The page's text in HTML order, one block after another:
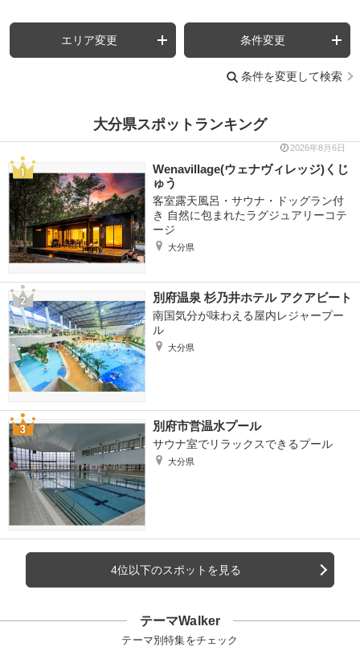
エリア変更 条件変更
条件を変更して検索
大分県スポットランキング
2026年8月6日
Wenavillage(ウェナヴィレッジ)くじ
ゅう
客室露天風呂・サウナ・ドッグラン付
き 自然に包まれたラグジュアリーコテ
ージ
大分県
別府温泉 杉乃井ホテル アクアビート
南国気分が味わえる屋内レジャープー
ル
大分県
別府市営温水プール
サウナ室でリラックスできるプール
大分県
4位以下のスポットを見る
テーマWalker
テーマ別特集をチェック